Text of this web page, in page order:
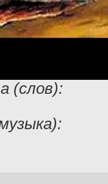
(слов):